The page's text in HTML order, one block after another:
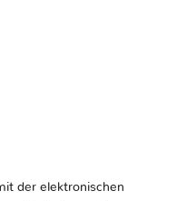
der elektronischen